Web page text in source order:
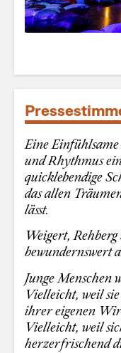
Eine
und Rhythmus
quicklebendige
das allen
lässt.
Weigert,
bewundernswert
Junge Menschen
Vielleicht, weil
ihrer eigenen
Vielleicht, weil
herzerfrischend